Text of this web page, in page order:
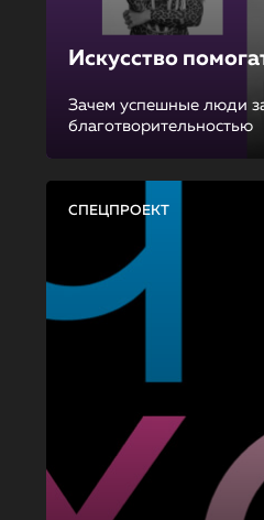
Искусство
Зачем успешные люди
благотворительностью
СПЕЦПРОЕКТ